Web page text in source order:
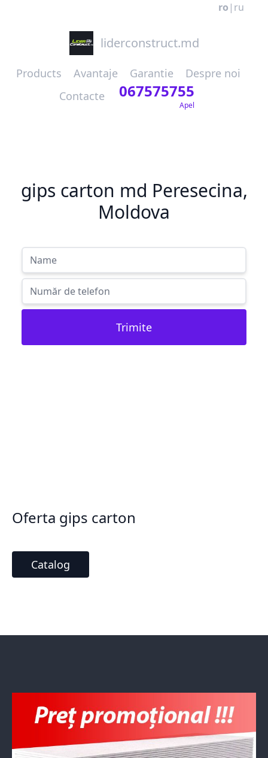
ro | ru
liderconstruct.md
Products Avantaje Garantie
Despre noi
Contacte
067575755
Apel
gips carton md Peresecina,
Moldova
Trimite
Oferta gips carton
Catalog